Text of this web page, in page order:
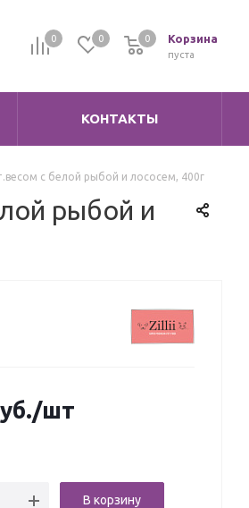
0 0 Корзина
0
пуста
0
КОНТАКТЫ
с белой рыбой и лососем, 400г
рыбой и
/шт
В корзину